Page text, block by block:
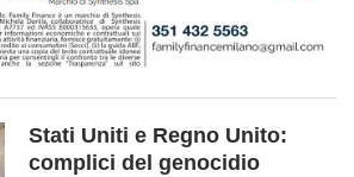
Stati Uniti e Regno Unito:
complici del genocidio